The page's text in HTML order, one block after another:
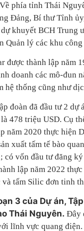
phía tỉnh Thái
Đảng, Bí thư Tỉnh
khuyết BCH Trung
Quản lý các khu
được thành lập năm
doanh các mô-đun
hệ thống cũng như
đoàn đã đầu tư 2
478 triệu USD. Cụ
năm 2020 thực hiện
xuất tấm tế bào
có vốn đầu tư đăng
lập năm 2022
tấm Silic đơn tinh
3 của Dự án,
Thái Nguyên. Đây
lĩnh vực quang điện.